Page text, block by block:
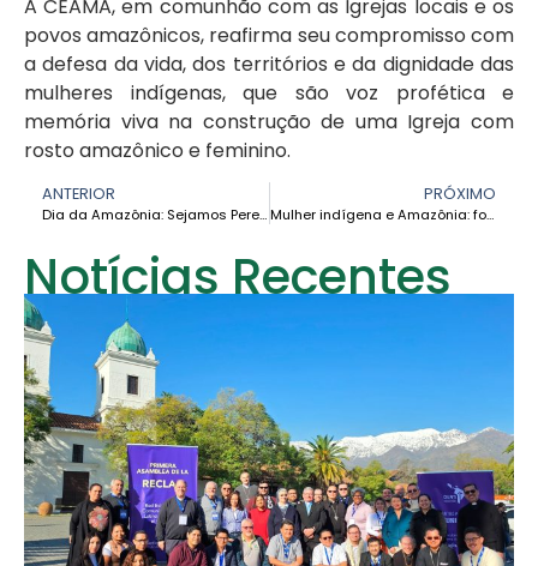
A CEAMA, em comunhão com as Igrejas locais e os
povos amazônicos, reafirma seu compromisso com
a defesa da vida, dos territórios e da dignidade das
mulheres indígenas, que são voz profética e
memória viva na construção de uma Igreja com
rosto amazônico e feminino.
ANTERIOR
Dia da Amazônia: Sejamos Peregrinos da Esperança na Casa Comum
PRÓXIMO
Mulher indígena e Amazônia: força, terra e vida em resistência – Irmã Laura Vicuña
Notícias Recentes